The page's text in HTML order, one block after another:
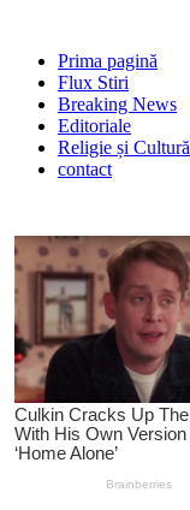
Prima pagină
Flux Stiri
Breaking News
Editoriale
Religie și Cultură
contact